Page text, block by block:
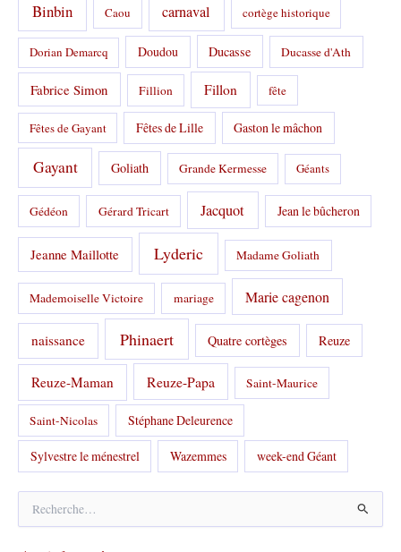
Binbin Caou carnaval cortège historique
Dorian Demarcq Doudou Ducasse Ducasse d'Ath
Fabrice Simon Fillion Fillon fête
Fêtes de Gayant Fêtes de Lille Gaston le mâchon
Gayant Goliath Grande Kermesse Géants
Gédéon Gérard Tricart Jacquot Jean le bûcheron
Jeanne Maillotte Lyderic Madame Goliath
Mademoiselle Victoire mariage Marie cagenon
naissance Phinaert Quatre cortèges Reuze
Reuze-Maman Reuze-Papa Saint-Maurice
Saint-Nicolas Stéphane Deleurence
Sylvestre le ménestrel Wazemmes week-end Géant